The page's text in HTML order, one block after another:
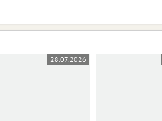
28.07.2026